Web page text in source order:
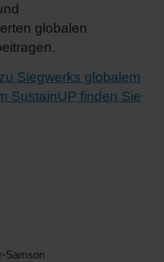
globalen
Siegwerks globalem
SustainUP finden Sie
Samson